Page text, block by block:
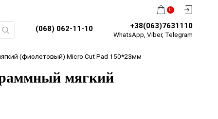
(068) 062-11-10
0
+38(063)7631110
WhatsApp, Viber, Telegram
(фиолетовый) Micro Cut Pad 150*23мм
мягкий